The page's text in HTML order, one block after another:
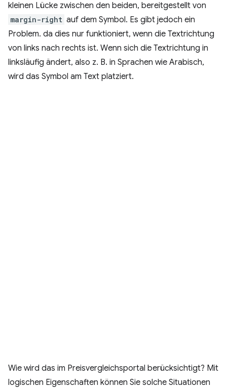
kleinen Lücke zwischen den beiden, bereitgestellt von
margin-right auf dem Symbol. Es gibt jedoch ein
Problem. da dies nur funktioniert, wenn die Textrichtung
von links nach rechts ist. Wenn sich die Textrichtung in
linksläufig ändert, also z. B. in Sprachen wie Arabisch,
wird das Symbol am Text platziert.
Wie wird das im Preisvergleichsportal berücksichtigt? Mit
logischen Eigenschaften können Sie solche Situationen